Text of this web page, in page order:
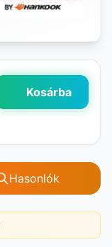
Kosárba
Hasonlók